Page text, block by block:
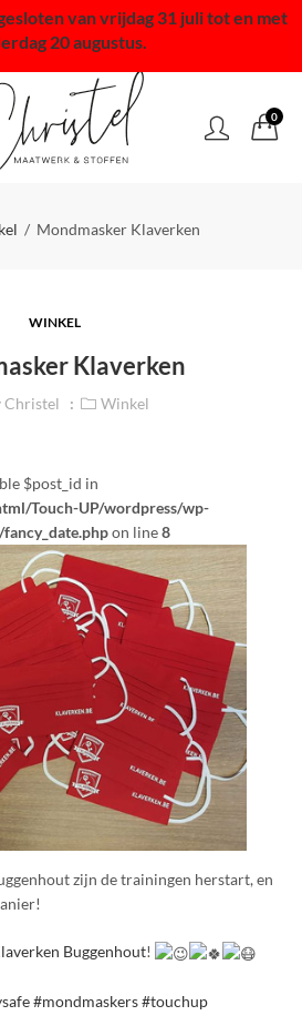
van vrijdag 31 juli tot en met
20 augustus.
0
Mondmasker Klaverken
WINKEL
Klaverken
Christel Winkel
$post_id in
Touch-UP/wordpress/wp-
on line8
zijn de trainingen herstart, en
Buggenhout!
#mondmaskers#touchup